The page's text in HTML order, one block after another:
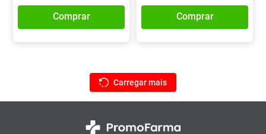
Comprar Comprar